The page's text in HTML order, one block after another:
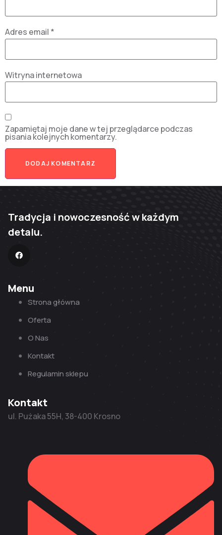
Adres email *
Witryna internetowa
Zapamiętaj moje dane w tej przeglądarce podczas
pisania kolejnych komentarzy.
Tradycja i nowoczesność w każdym
detalu.
Menu
Strona główna
Oferta
O Nas
Kontakt
Regulamin sklepu
Kontakt
ul. Pużaka 55H, 38-400 Krosno